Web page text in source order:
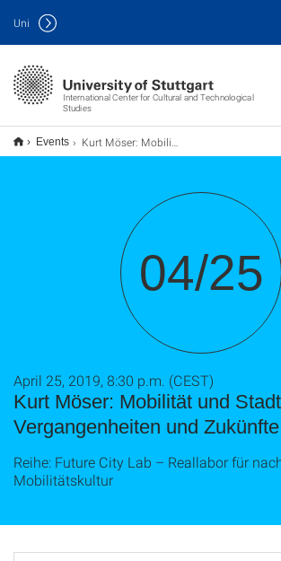
International Center for Cultural and Technological
Studies
Uni
Events Kurt Möser: Mobilität und Stadt – Vergangenheiten und Zukünfte
04/25
Kurt Möser: Mobilität und
Vergangenheiten und Zukünfte
April 25, 2019, 8:30 p.m. (CEST)
Reihe: Future City Lab – Reallabor für
Mobilitätskultur